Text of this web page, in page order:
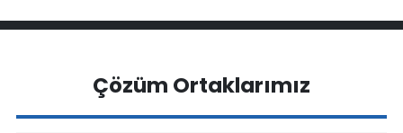
Çözüm Ortaklarımız